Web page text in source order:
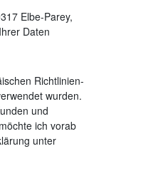
Elbe-Parey,
Daten
Richtlinien-
wurden.
und
ich vorab
unter